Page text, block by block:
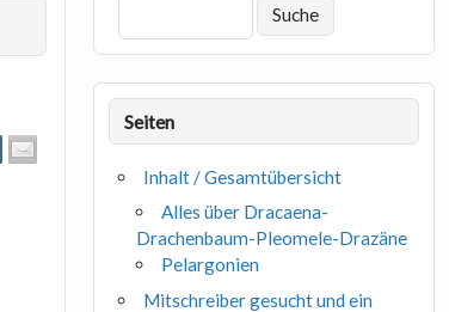
Seiten
Inhalt / Gesamtübersicht
Alles über Dracaena-
Drachenbaum-Pleomele-Drazäne
Pelargonien
Mitschreiber gesucht und ein